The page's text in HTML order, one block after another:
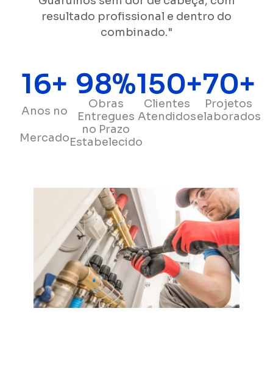
resultado profissional e dentro do
combinado."
Anos no
Mercado
16+
Obras
Entregues
no Prazo
Estabelecido
98%
Clientes
Atendidos
150+
Projetos
elaborados
70+